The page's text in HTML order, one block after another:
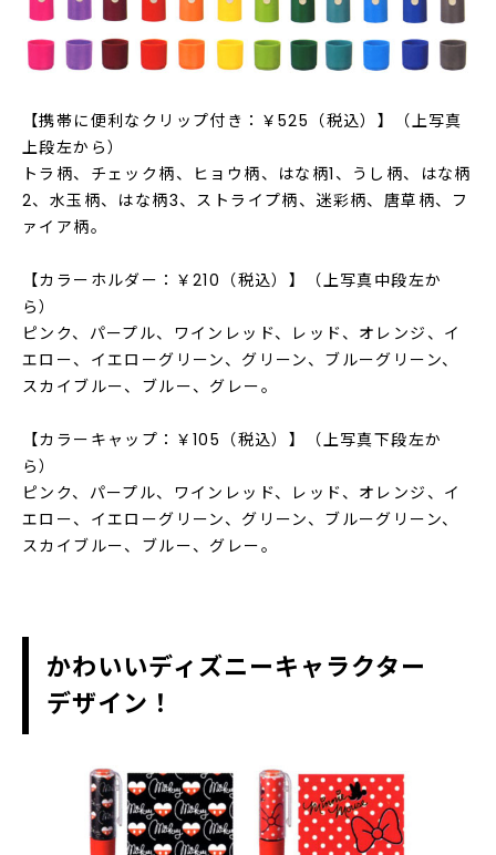
【携帯に便利なクリップ付き：￥525（税込）】（上写真
上段左から）
トラ柄、チェック柄、ヒョウ柄、はな柄1、うし柄、はな柄
2、水玉柄、はな柄3、ストライプ柄、迷彩柄、唐草柄、フ
ァイア柄。
【カラーホルダー：￥210（税込）】（上写真中段左か
ら）
ピンク、パープル、ワインレッド、レッド、オレンジ、イ
エロー、イエローグリーン、グリーン、ブルーグリーン、
スカイブルー、ブルー、グレー。
【カラーキャップ：￥105（税込）】（上写真下段左か
ら）
ピンク、パープル、ワインレッド、レッド、オレンジ、イ
エロー、イエローグリーン、グリーン、ブルーグリーン、
スカイブルー、ブルー、グレー。
かわいいディズニーキャラクター
デザイン！